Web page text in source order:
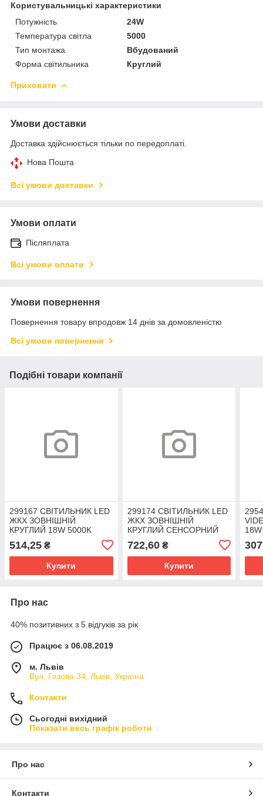
Користувальницькі характеристики
Потужність
24W
Температура світла
5000
Тип монтажа
Вбудований
Форма світильника
Круглий
Приховати
Умови доставки
Доставка здійснюється тільки по передоплаті.
Нова Пошта
Всі умови доставки
Умови оплати
Післяплата
Всі умови оплати
Умови повернення
Повернення товару впродовж 14 днів за домовленістю
Всі умови повернення
Подібні товари компанії
299167 СВІТИЛЬНИК LED
ЖКХ ЗОВНІШНІЙ
КРУГЛИЙ 18W 5000K
514,25 ₴
Купити
299174 СВІТИЛЬНИК LED
ЖКХ ЗОВНІШНІЙ
КРУГЛИЙ СЕНСОРНИЙ
722,60₴
Купити
Про нас
40% позитивних з 5 відгуків за рік
Працює з 06.08.2019
м. Львів
Вул. Газова 34, Львів, Україна
Контакти
Сьогодні вихідний
Показати весь графік роботи
Про нас
Контакти